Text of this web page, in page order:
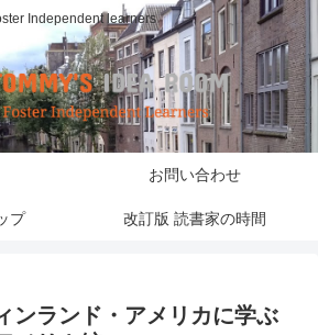
Independent learners
お問い合わせ
プ 改訂版 読書家の時間
ンランド・アメリカに学ぶ